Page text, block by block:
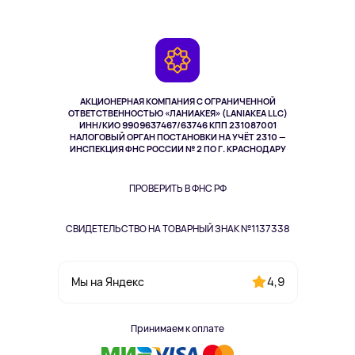
АКЦИОНЕРНАЯ КОМПАНИЯ С ОГРАНИЧЕННОЙ
ОТВЕТСТВЕННОСТЬЮ «ЛАНИАКЕЯ» (LANIAKEA LLC)
ИНН/КИО 9909637467/63746 КПП 231087001
НАЛОГОВЫЙ ОРГАН ПОСТАНОВКИ НА УЧЁТ 2310 —
ИНСПЕКЦИЯ ФНС РОССИИ № 2 ПО Г. КРАСНОДАРУ
ПРОВЕРИТЬ В ФНС РФ
СВИДЕТЕЛЬСТВО НА ТОВАРНЫЙ ЗНАК №1137338
Мы на Яндекс 4,9
Принимаем к оплате
Здоровье питомцев
Одежда и аксессуары